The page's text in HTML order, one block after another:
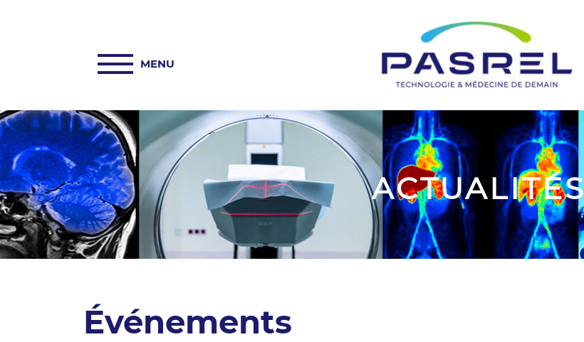
PASREL-IMAGERIE
PLATEFORMES
ACTUALITÉS
COLLABORATIONS
INFORMATIONS
ACTUALITÉS
Événements